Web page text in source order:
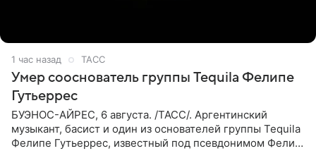
1 час назад ТАСС
Умер сооснователь группы Tequila Фелипе
Гутьеррес
БУЭНОС-АЙРЕС, 6 августа. /ТАСС/. Аргентинский
музыкант, басист и один из основателей группы Tequila
Фелипе Гутьеррес, известный под псевдонимом Фелипе